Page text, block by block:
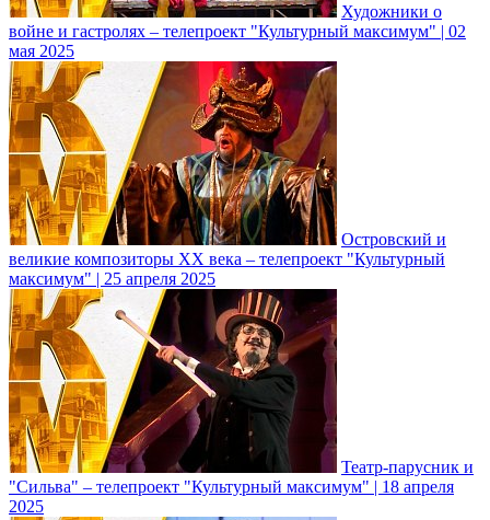
Художники о
войне и гастролях – телепроект "Культурный максимум" | 02
мая 2025
Островский и
великие композиторы XX века – телепроект "Культурный
максимум" | 25 апреля 2025
Театр-парусник и
"Сильва" – телепроект "Культурный максимум" | 18 апреля
2025